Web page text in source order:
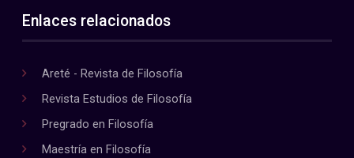
Enlaces relacionados
Areté - Revista de Filosofía
Revista Estudios de Filosofía
Pregrado en Filosofía
Maestría en Filosofía